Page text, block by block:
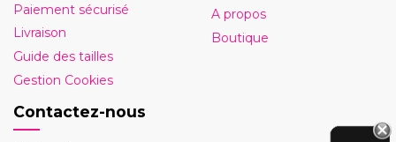
Paiement sécurisé
Livraison
Guide des tailles
Gestion Cookies
A propos
Boutique
Contactez-nous